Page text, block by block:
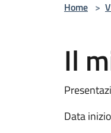
Home >
Il
Data